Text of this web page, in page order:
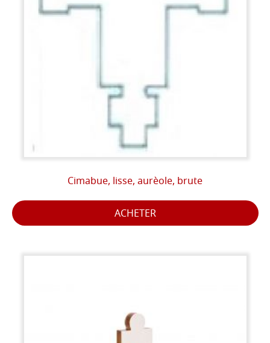
Cimabue, lisse, aurèole, brute
ACHETER